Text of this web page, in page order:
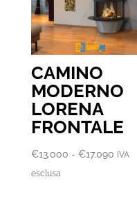
CAMINO
MODERNO
LORENA
FRONTALE
€13.000 - €17.090Fascia
IVA
esclusa